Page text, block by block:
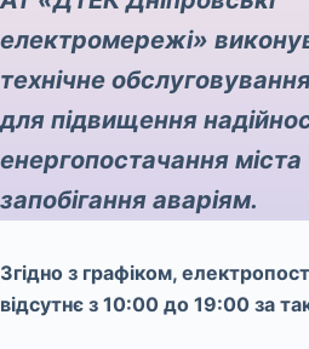
електромережі»
технічне
для підвищення
енергопостачання міста
запобігання аваріям.
Згідно з графіком,
відсутнє з 10:00 до 19:00 за